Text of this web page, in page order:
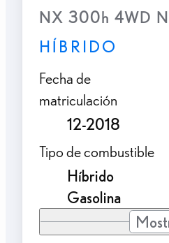
NX 300h 4WD
HÍBRIDO
Fecha de
matriculación
12-2018
Tipo de combustible
Híbrido
Gasolina